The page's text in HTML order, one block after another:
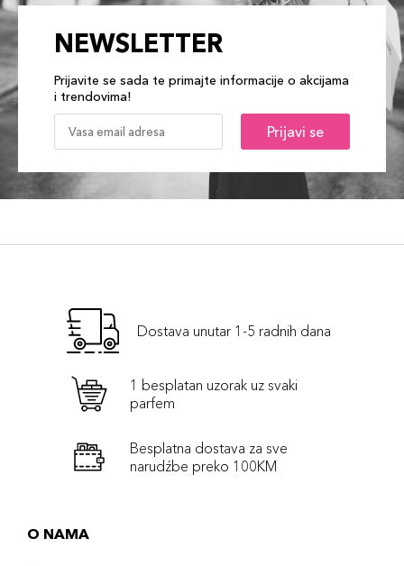
NEWSLETTER
Prijavite se sada te primajte informacije o akcijama
i trendovima!
Prijavi se
Dostava unutar 1-5 radnih dana
1 besplatan uzorak uz svaki
parfem
Besplatna dostava za sve
narudźbe preko 100KM
O NAMA